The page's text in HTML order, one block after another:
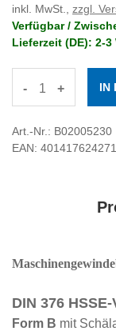
inkl. MwSt., zzgl.
Verfügbar /
Lieferzeit (DE): 2-3
- +
Art.-Nr.: B02005230
EAN:
DIN 376 HSSE-
Form B mit